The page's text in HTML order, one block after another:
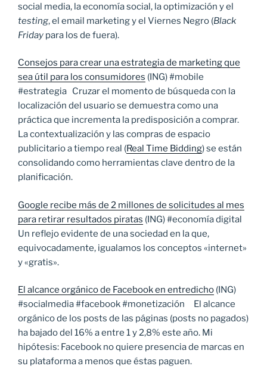
social media, la economía social, la optimización y el
testing, el email marketing y el Viernes Negro (Black
Friday para los de fuera).
Consejos para crear una estrategia de marketing que
sea útil para los consumidores (ING) #mobile
#estrategia Cruzar el momento de búsqueda con la
localización del usuario se demuestra como una
práctica que incrementa la predisposición a comprar.
La contextualización y las compras de espacio
publicitario a tiempo real (Real Time Bidding) se están
consolidando como herramientas clave dentro de la
planificación.
Google recibe más de 2 millones de solicitudes al mes
para retirar resultados piratas (ING) #economía digital
Un reflejo evidente de una sociedad en la que,
equivocadamente, igualamos los conceptos «internet»
y «gratis».
El alcance orgánico de Facebook en entredicho (ING)
#socialmedia #facebook #monetización El alcance
orgánico de los posts de las páginas (posts no pagados)
ha bajado del 16% a entre 1 y 2,8% este año. Mi
hipótesis: Facebook no quiere presencia de marcas en
su plataforma a menos que éstas paguen.